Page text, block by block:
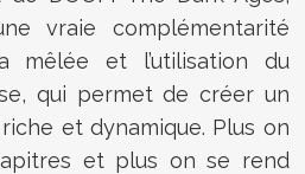
vraie complémentarité
mêlée et l’utilisation du
qui permet de créer un
et dynamique. Plus on
et plus on se rend